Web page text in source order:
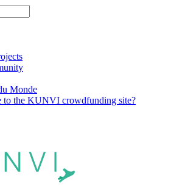
Monde
to the KUNVI crowdfunding site?